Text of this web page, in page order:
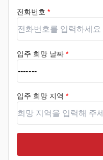
전화번호 *
입주 희망 날짜 *
입주 희망 지역 *